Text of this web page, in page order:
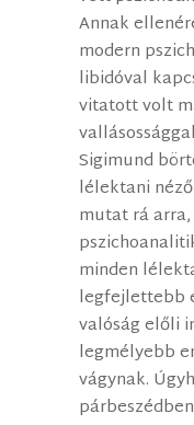
Annak
modern
libidóval
vitatott volt
Sigimund
lélektani
mutat rá
minden
legfejlettebb
valóság előli
legmélyebb
vágynak.